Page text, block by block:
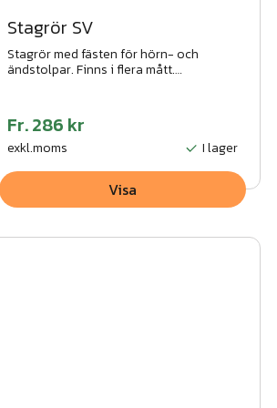
Stagrör SV
Stagrör med fästen för hörn- och
ändstolpar. Finns i flera mått.
Fr.286 kr
exkl.moms I lager
Visa